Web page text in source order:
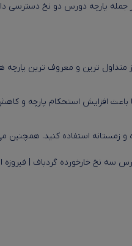
از جمله پارچه دورس دو نخ دسترسی
ترین و معروف ترین پارچه
باعث افزایش استحکام پارچه
و زمستانه استفاده کنید.